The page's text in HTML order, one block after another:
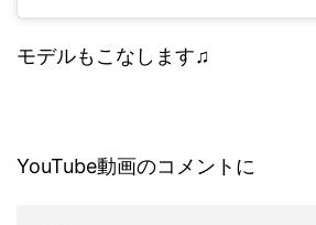
モデルもこなします♫
YouTube動画のコメントに